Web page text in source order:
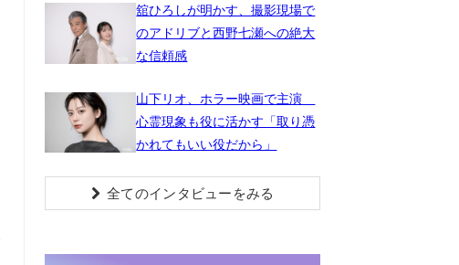
舘ひろしが明かす、撮影現場で
のアドリブと西野七瀬への絶大
な信頼感
山下リオ、ホラー映画で主演
心霊現象も役に活かす「取り憑
かれてもいい役だから」
全てのインタビューをみる